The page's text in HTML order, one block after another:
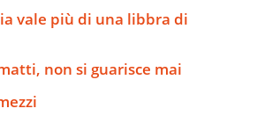
vale più di una libbra di
non si guarisce mai